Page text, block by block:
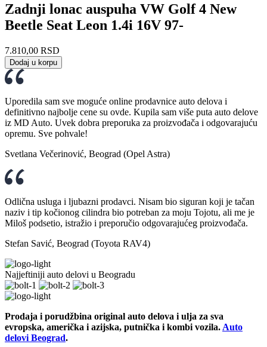
Zadnji lonac auspuha VW Golf 4 New
Beetle Seat Leon 1.4i 16V 97-
7.810,00 RSD
Dodaj u korpu
Uporedila sam sve moguće online prodavnice auto delova i
definitivno najbolje cene su ovde. Kupila sam više puta auto delove
iz MD Auto. Uvek dobra preporuka za proizvođača i odgovarajuću
opremu. Sve pohvale!
Svetlana Večerinović, Beograd (Opel Astra)
Odlična usluga i ljubazni prodavci. Nisam bio siguran koji je tačan
naziv i tip kočionog cilindra bio potreban za moju Tojotu, ali me je
Miloš podsetio, istražio i preporučio odgovarajućeg proizvođača.
Stefan Savić, Beograd (Toyota RAV4)
Najjeftiniji auto delovi u Beogradu
Prodaja i porudžbina original auto delova i ulja za sva
evropska, američka i azijska, putnička i kombi vozila. Auto
delovi Beograd.